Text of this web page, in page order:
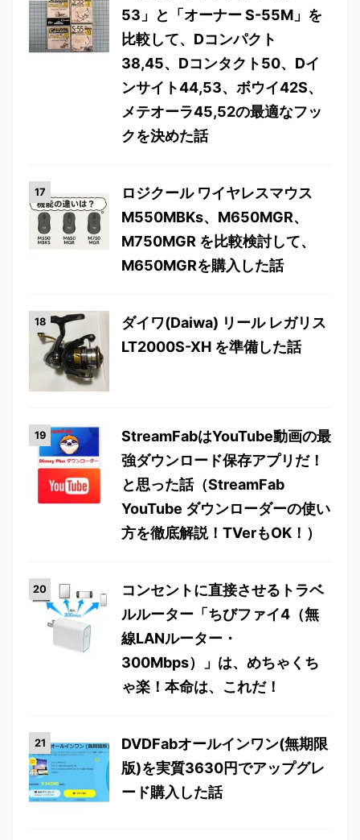
53」と「オーナー S-55M」を
比較して、Dコンパクト
38,45、Dコンタクト50、Dイ
ンサイト44,53、ボウイ42S、
メテオーラ45,52の最適なフッ
クを決めた話
ロジクール ワイヤレスマウス
M550MBKs、M650MGR、
M750MGR を比較検討して、
M650MGRを購入した話
ダイワ(Daiwa) リール レガリス
LT2000S-XH を準備した話
StreamFabはYouTube動画の最
強ダウンロード保存アプリだ！
と思った話（StreamFab
YouTube ダウンローダーの使い
方を徹底解説！TVerもOK！）
コンセントに直接させるトラベ
ルルーター「ちびファイ4（無
線LANルーター・
300Mbps）」は、めちゃくち
ゃ楽！本命は、これだ！
DVDFabオールインワン(無期限
版)を実質3630円でアップグレ
ード購入した話